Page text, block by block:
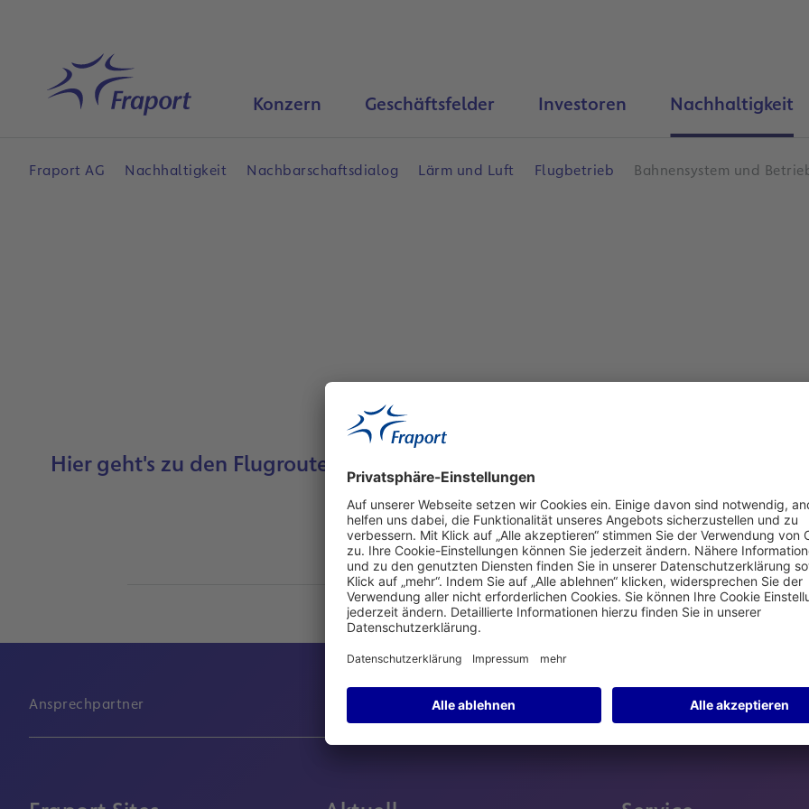
Startseite Konzern Geschäftsfelder Investoren Nachhaltigkeit
Fraport AG Nachhaltigkeit Nachbarschaftsdialog Lärm und Luft Flugbetrieb Bahnensystem und
Hier geht's zu den Flugrouten.
Ansprechpartner